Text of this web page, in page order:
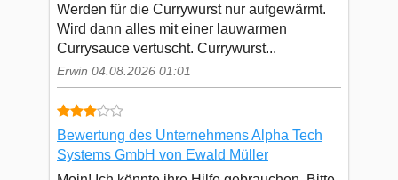
Werden für die Currywurst nur aufgewärmt.
Wird dann alles mit einer lauwarmen
Currysauce vertuscht. Currywurst...
Erwin 04.08.2026 01:01
Bewertung des Unternehmens Alpha Tech
Systems GmbH von Ewald Müller